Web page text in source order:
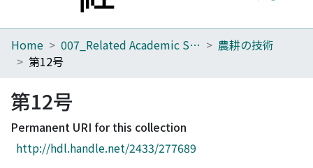
Home
Browse
Download Ranking
Access Statistics
Home 007_Related Academic Societies
農耕の技術
第12号
第12号
Permanent URI for this collection
http://hdl.handle.net/2433/277689